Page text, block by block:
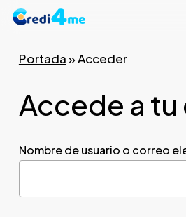
Skip
mainPortada»Acceder
Accede a tu
Nombre de usuario o correo